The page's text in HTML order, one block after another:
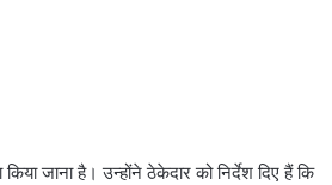
जाना है। उन्होंने ठेकेदार को निर्देश दिए हैं कि